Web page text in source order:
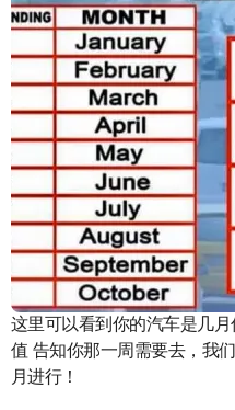
这里可以看到你的汽车是几
值 告知你那一周需要去，我
月进行！